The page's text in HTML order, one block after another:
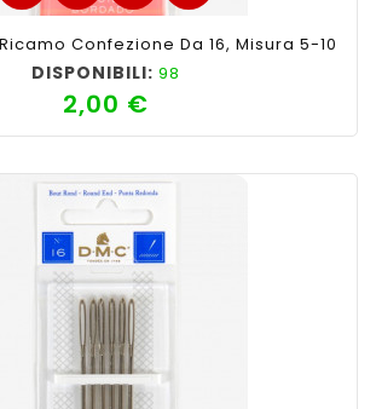
Confezione Da 16, Misura 5-10
DISPONIBILI: 98
2,00 €Prezzo